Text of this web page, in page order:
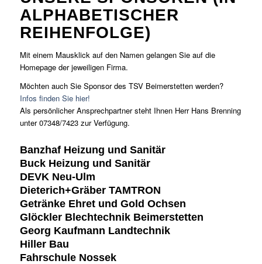
ALPHABETISCHER
REIHENFOLGE)
Mit einem Mausklick auf den Namen gelangen Sie auf die
Homepage der jeweiligen Firma.
Möchten auch Sie Sponsor des TSV Beimerstetten werden?
Infos finden Sie hier!
Als persönlicher Ansprechpartner steht Ihnen Herr Hans Brenning
unter 07348/7423 zur Verfügung.
Banzhaf Heizung und Sanitär
Buck Heizung und Sanitär
DEVK Neu-Ulm
Dieterich+Gräber TAMTRON
Getränke Ehret und Gold Ochsen
Glöckler Blechtechnik Beimerstetten
Georg Kaufmann Landtechnik
Hiller Bau
Fahrschule Nossek